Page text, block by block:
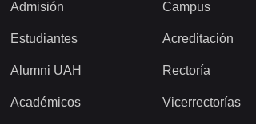
Admisión
Estudiantes
Alumni UAH
Académicos
Campus
Acreditación
Rectoría
Vicerrectorías